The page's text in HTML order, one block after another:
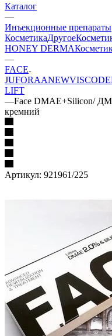
Каталог
—
Инъекционные препараты
КосметикаДругое
HONEY DERMA
—
FACE
JUFORAANEW
LIFT
—Face DMAE+Silicon/
кремний
Артикул: 921961/225